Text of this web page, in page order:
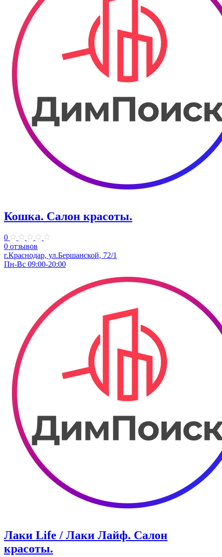
Кошка. Салон красоты.
0
0 отзывов
г.Краснодар, ул.Бершанской, 72/1
Пн-Вс 09:00-20:00
Лаки Life / Лаки Лайф. Салон
красоты.